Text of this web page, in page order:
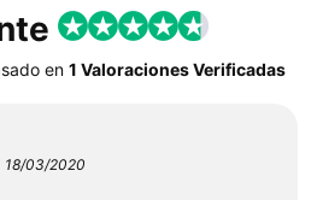
en 1 Valoraciones Verificadas
18/03/2020